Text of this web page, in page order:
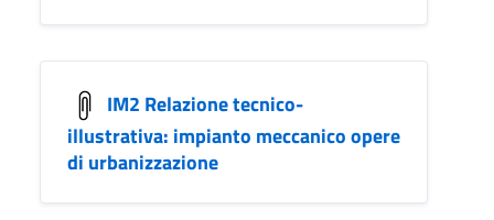
IM2 Relazione tecnico-
illustrativa: impianto meccanico opere
di urbanizzazione